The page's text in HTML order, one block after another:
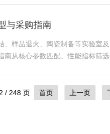
与采购指南
、样品退火、陶瓷制备等实验室
南从核心参数匹配、性能指标筛
/ 248 页 首页 上一页